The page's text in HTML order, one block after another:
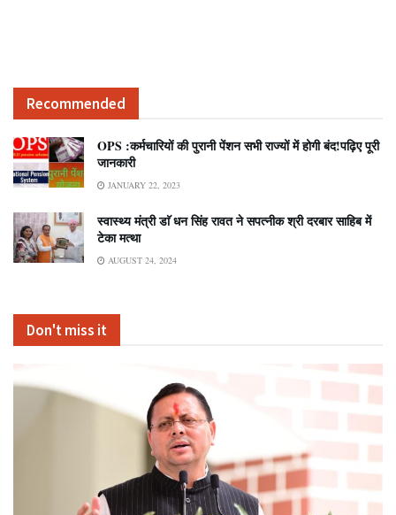
Recommended
OPS :कर्मचारियों की पुरानी पेंशन सभी राज्यों में होगी बंद!पढ़िए पूरी
जानकारी
JANUARY 22, 2023
स्वास्थ्य मंत्री डाॅ धन सिंह रावत ने सपत्नीक श्री दरबार साहिब में
टेका मत्था
AUGUST 24, 2024
Don't miss it